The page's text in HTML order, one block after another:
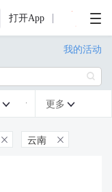
打开App
我的活动

 更多 
 云南 